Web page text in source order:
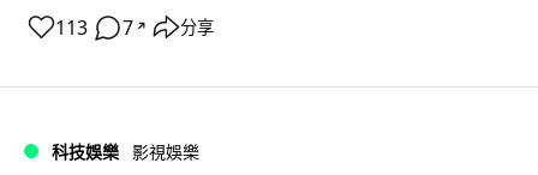
113 7 ↗ 分享
科技娛樂 影視娛樂